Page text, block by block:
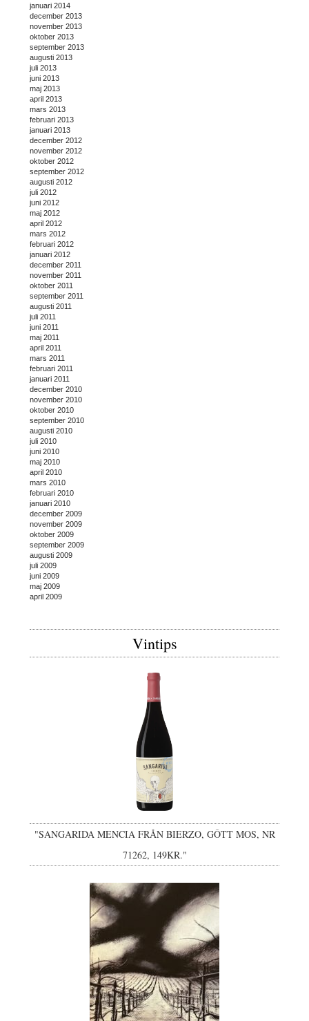
januari 2014
december 2013
november 2013
oktober 2013
september 2013
augusti 2013
juli 2013
juni 2013
maj 2013
april 2013
mars 2013
februari 2013
januari 2013
december 2012
november 2012
oktober 2012
september 2012
augusti 2012
juli 2012
juni 2012
maj 2012
april 2012
mars 2012
februari 2012
januari 2012
december 2011
november 2011
oktober 2011
september 2011
augusti 2011
juli 2011
juni 2011
maj 2011
april 2011
mars 2011
februari 2011
januari 2011
december 2010
november 2010
oktober 2010
september 2010
augusti 2010
juli 2010
juni 2010
maj 2010
april 2010
mars 2010
februari 2010
januari 2010
december 2009
november 2009
oktober 2009
september 2009
augusti 2009
juli 2009
juni 2009
maj 2009
april 2009
Vintips
"SANGARIDA MENCIA FRÅN BIERZO, GÔTT MOS, NR
71262, 149KR."